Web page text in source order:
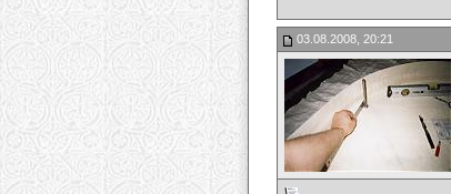
03.08.2008, 20:21